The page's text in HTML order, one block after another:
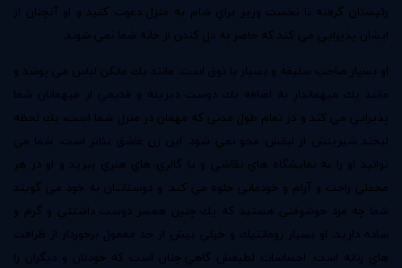
رئيستان گرفته تا نخست وزير براي شام به منزل دعوت كنيد و او آنچنان از
ايشان پذيرايي مي كند كه حاضر به دل كندن از خانه شما نمي شوند.
او بسيار صاحب سليقه و بسيار با ذوق است. مانند يك مانكن لباس مي پوشد و
مانند يك ميهماندار به اضافه يك دوست ديرينه و قديمي از ميهمانان شما
پذيرايي مي كند و در تمام طول مدتي كه مهمان در منزل شما است، يك لحظه
لبخند شيرينش از لبانش محو نمي شود. اين زن عاشق تئاتر است. شما مي
توانيد او را به نمايشگاه هاي نقاشي و يا گالري هاي هنري ببريد و او در هر
محفلي راحت و آرام و خودماني جلوه مي كند. و دوستانتان به خود مي گويند
شما چه مرد خوشوقتي هستيد كه يك چنين همسر دوست داشتني و گرم و
ساده داريد. او بسيار رومانتيك و خيلي بيش از حد معمول برخوردار از ظرافت
هاي زنانه است. احساسات لطيفش گاهي چنان است كه خودتان و ديگران را